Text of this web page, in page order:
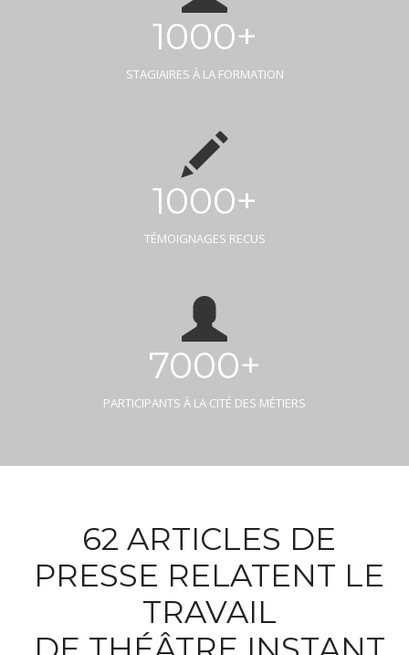
1000+
STAGIAIRES À LA FORMATION
1000+
TÉMOIGNAGES RECUS
7000+
PARTICIPANTS À LA CITÉ DES MÉTIERS
62 ARTICLES DE
PRESSE RELATENT LE
TRAVAIL